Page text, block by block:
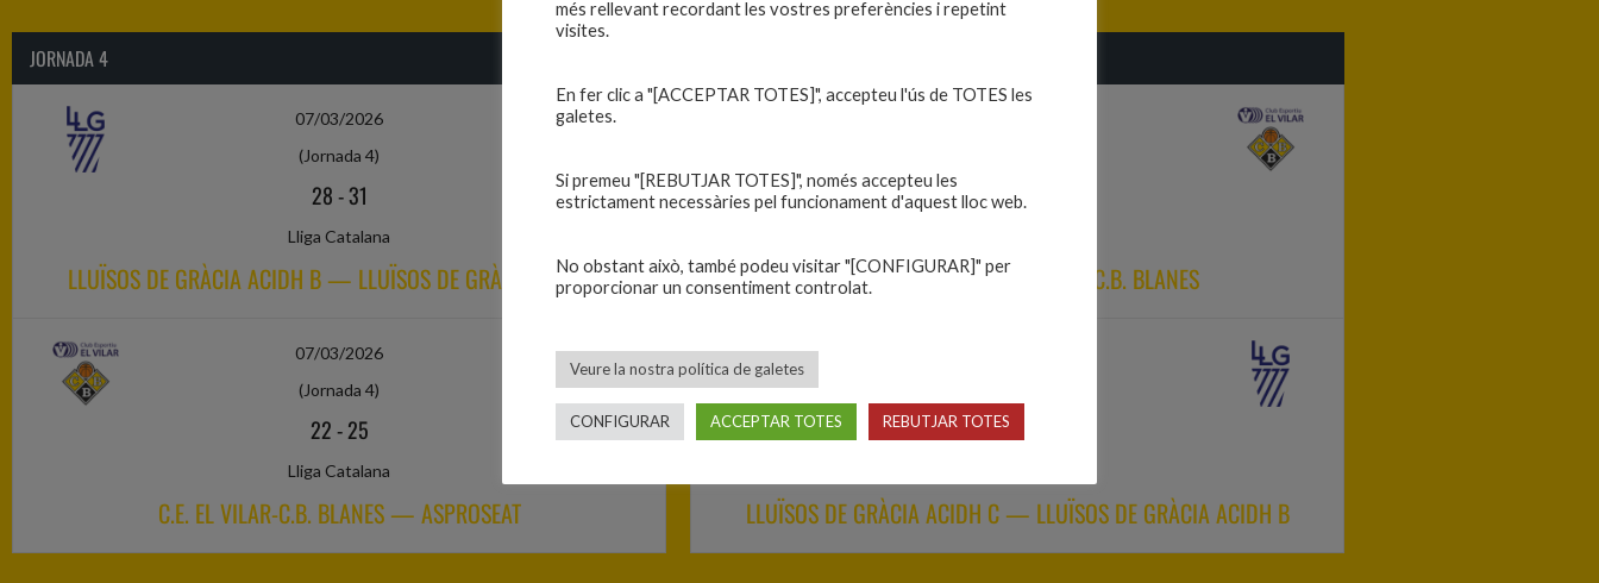
JORNADA 4
07/03/2026
(Jornada 4)
28-31
Lliga Catalana
LLUÏSOS DE GRÀCIA ACIDH B — LLUÏSOS DE GRÀCIA ACIDH C
07/03/2026
(Jornada 4)
22-25
Lliga Catalana
C.E. EL VILAR-C.B. BLANES — ASPROSEAT
20-
ASPROSEAT — C.E. EL VILAR-C.B. BLANES
18-
LLUÏSOS DE GRÀCIA ACIDH C — LLUÏSOS DE GRÀCIA ACIDH B
més rellevant recordant les vostres preferències i repetint
visites.
En fer clic a "[ACCEPTAR TOTES]", accepteu l'ús de TOTES les
galetes.
Si premeu "[REBUTJAR TOTES]", només accepteu les
estrictament necessàries pel funcionament d'aquest lloc web.
No obstant això, també podeu visitar "[CONFIGURAR]" per
proporcionar un consentiment controlat.
Veure la nostra política de galetes
CONFIGURAR ACCEPTAR TOTES REBUTJAR TOTES